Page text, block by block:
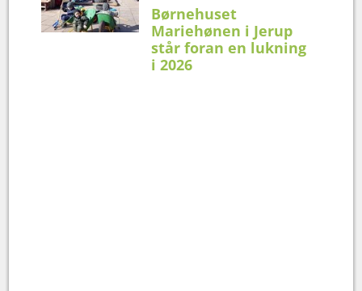
Børnehuset
Mariehønen i Jerup
står foran en lukning
i 2026